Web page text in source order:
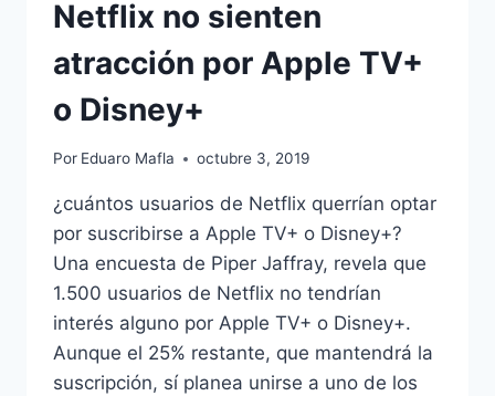
Netflix no sienten
atracción por Apple TV+
o Disney+
Por Eduaro Mafla octubre 3, 2019
¿cuántos usuarios de Netflix querrían optar
por suscribirse a Apple TV+ o Disney+?
Una encuesta de Piper Jaffray, revela que
1.500 usuarios de Netflix no tendrían
interés alguno por Apple TV+ o Disney+.
Aunque el 25% restante, que mantendrá la
suscripción, sí planea unirse a uno de los